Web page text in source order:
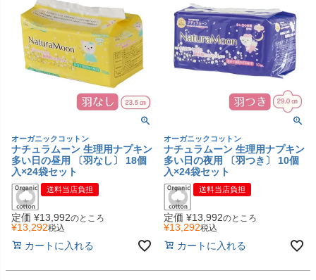
オーガニックコットン
ナチュラムーン 生理用ナプキン
多い日の昼用 〔羽なし〕 18個
入×24袋セット
送料当店負担
定価 ¥13,992のところ
¥13,292税込
カートに入れる
オーガニックコットン
ナチュラムーン 生理用ナプキン
多い日の夜用 〔羽つき〕 10個
入×24袋セット
送料当店負担
定価 ¥13,992のところ
¥13,292税込
カートに入れる